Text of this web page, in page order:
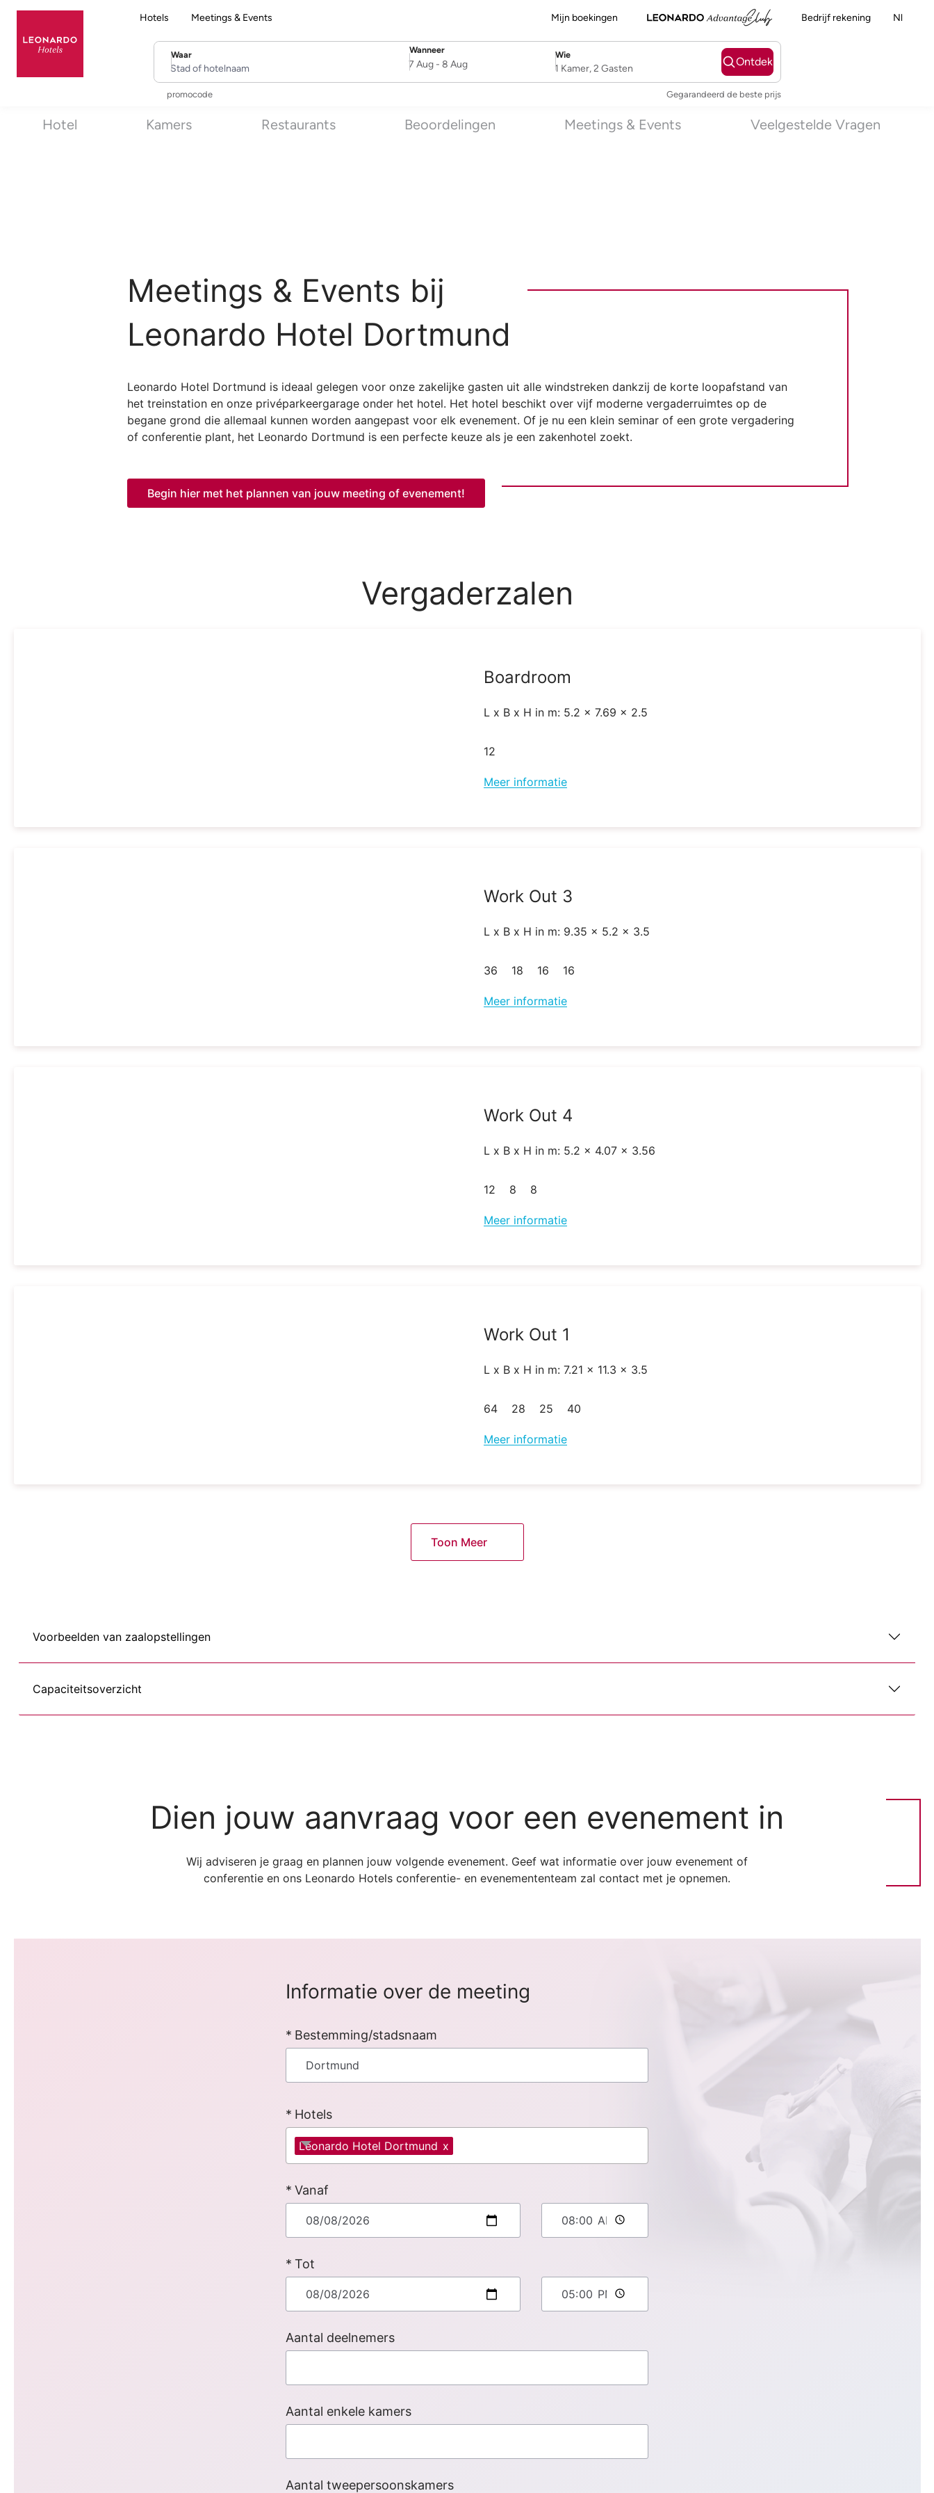
Hotels Meetings & Events Mijn boekingen Bedrijf rekening Nl
Waar
Stad of hotelnaam
Wanneer
SelectDate
7 Aug- 8 Aug
Wie
Username
1 Kamer, 2 Gasten
Ontdek
promocode Gegarandeerd de beste prijs
Hotel Kamers Restaurants Beoordelingen Meetings & Events Veelgestelde Vragen
Meetings & Events bij
Leonardo Hotel Dortmund
Leonardo Hotel Dortmund is ideaal gelegen voor onze zakelijke gasten uit alle windstreken dankzij de korte loopafstand van
het treinstation en onze privéparkeergarage onder het hotel. Het hotel beschikt over vijf moderne vergaderruimtes op de
begane grond die allemaal kunnen worden aangepast voor elk evenement. Of je nu een klein seminar of een grote vergadering
of conferentie plant, het Leonardo Dortmund is een perfecte keuze als je een zakenhotel zoekt.
Begin hier met het plannen van jouw meeting of evenement!
Vergaderzalen
Boardroom
L x B x H in m: 5.2 x 7.69 x 2.5
12
Meer informatie
Work Out 3
L x B x H in m: 9.35 x 5.2 x 3.5
36 18 16 16
Meer informatie
Work Out 4
L x B x H in m: 5.2 x 4.07 x 3.56
12 8 8
Meer informatie
Work Out 1
L x B x H in m: 7.21 x 11.3 x 3.5
64 28 25 40
Meer informatie
Toon Meer
Voorbeelden van zaalopstellingen
Capaciteitsoverzicht
Dien jouw aanvraag voor een evenement in
Wij adviseren je graag en plannen jouw volgende evenement. Geef wat informatie over jouw evenement of
conferentie en ons Leonardo Hotels conferentie- en evenemententeam zal contact met je opnemen.
Informatie over de meeting
Bestemming/stadsnaam
Hotels
Leonardo Hotel Dortmund x
Vanaf
Tot
Aantal deelnemers
Aantal enkele kamers
Aantal tweepersoonskamers